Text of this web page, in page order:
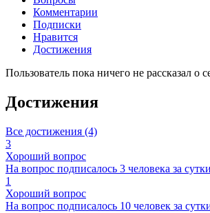
Комментарии
Подписки
Нравится
Достижения
Пользователь пока ничего не рассказал о
Достижения
Все достижения (4)
3
Хороший вопрос
На вопрос подписалось 3 человека за сутки
1
Хороший вопрос
На вопрос подписалось 10 человек за